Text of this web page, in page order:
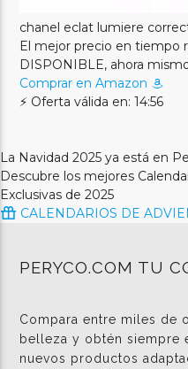
chanel eclat lumiere
El mejor precio en tiempo
DISPONIBLE, ahora
Comprar en Amazon
⚡ Oferta válida en: 14:56
La Navidad 2025 ya está en
Descubre los mejores
Exclusivas de 2025
CALENDARIOS DE
PERYCO.COM TU
Compara entre miles de
belleza y obtén siempre
nuevos productos